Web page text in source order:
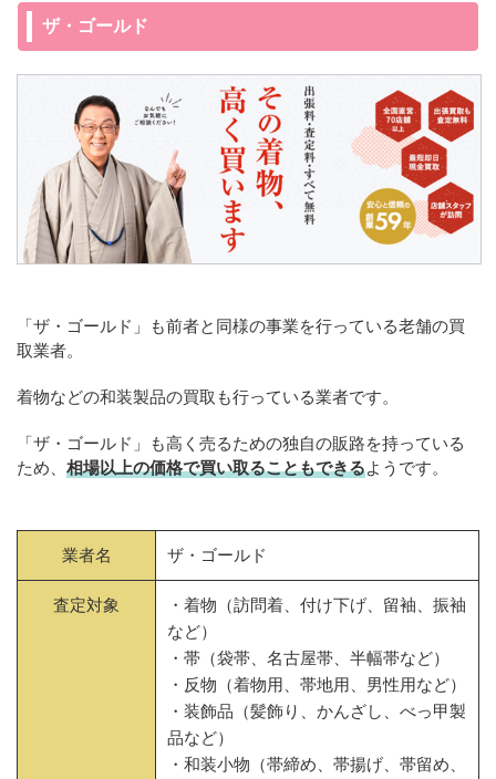
ザ・ゴールド
「ザ・ゴールド」も前者と同様の事業を行っている老舗の買
取業者。
着物などの和装製品の買取も行っている業者です。
「ザ・ゴールド」も高く売るための独自の販路を持っている
ため、 相場以上の価格で買い取ることもできるようです。
業者名 ザ・ゴールド
査定対象
・着物（訪問着、付け下げ、留袖、振袖
など）
・帯（袋帯、名古屋帯、半幅帯など）
・反物（着物用、帯地用、男性用など）
・装飾品（髪飾り、かんざし、べっ甲製
品など）
・和装小物（帯締め、帯揚げ、帯留め、